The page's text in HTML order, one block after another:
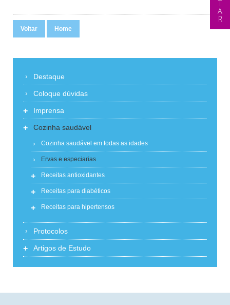
Voltar Home
Destaque
Coloque dúvidas
+ Imprensa
+ Cozinha saudável
Cozinha saudável em todas as idades
Ervas e especiarias
+ Receitas antioxidantes
+ Receitas para diabéticos
+ Receitas para hipertensos
Protocolos
+ Artigos de Estudo